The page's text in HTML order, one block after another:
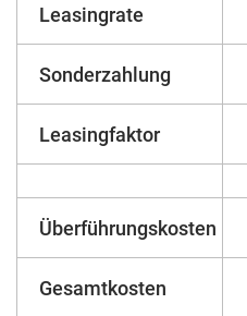
Leasingrate
Sonderzahlung
Leasingfaktor
Überführungskosten
Gesamtkosten